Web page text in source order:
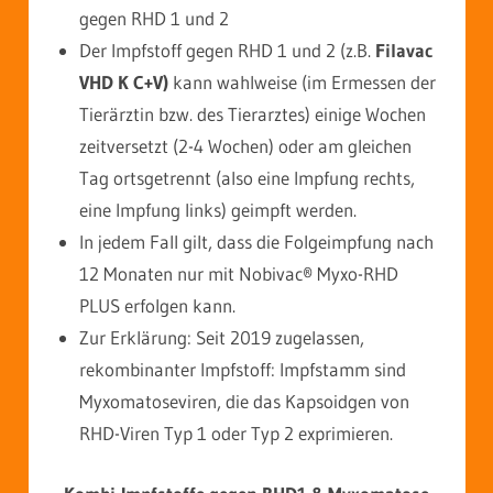
gegen RHD 1 und 2
Der Impfstoff gegen RHD 1 und 2 (z.B. Filavac
VHD K C+V) kann wahlweise (im Ermessen der
Tierärztin bzw. des Tierarztes) einige Wochen
zeitversetzt (2-4 Wochen) oder am gleichen
Tag ortsgetrennt (also eine Impfung rechts,
eine Impfung links) geimpft werden.
In jedem Fall gilt, dass die Folgeimpfung nach
12 Monaten nur mit Nobivac® Myxo-RHD
PLUS erfolgen kann.
Zur Erklärung: Seit 2019 zugelassen,
rekombinanter Impfstoff: Impfstamm sind
Myxomatoseviren, die das Kapsoidgen von
RHD-Viren Typ 1 oder Typ 2 exprimieren.